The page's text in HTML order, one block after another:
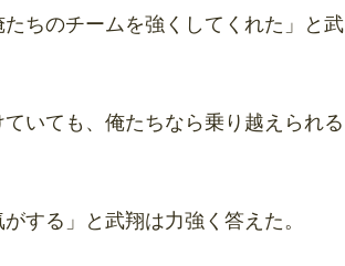
ちのチームを強くしてくれた」と武
いても、俺たちなら乗り越えられる
する」と武翔は力強く答えた。